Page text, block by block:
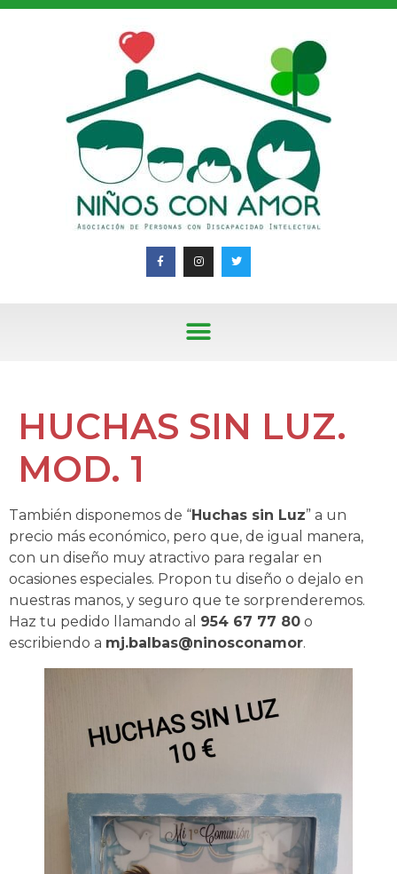
HUCHAS SIN LUZ.
MOD. 1
También disponemos de “Huchas sin Luz” a un
precio más económico, pero que, de igual manera,
con un diseño muy atractivo para regalar en
ocasiones especiales. Propon tu diseño o dejalo en
nuestras manos, y seguro que te sorprenderemos.
Haz tu pedido llamando al 954 67 77 80 o
escribiendo a mj.balbas@ninosconamor.